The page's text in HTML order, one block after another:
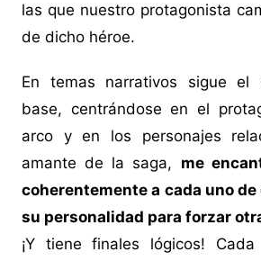
las que nuestro protagonista
de dicho héroe.
En temas narrativos sigue el
base, centrándose en el
arco y en los personajes
amante de la saga, me
coherentemente a cada uno
su personalidad para forzar
¡Y tiene finales lógicos!